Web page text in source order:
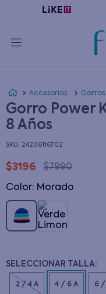
Accesorios Gorros
Gorro Power
8 Años
: 24206116702
$3196 $7990
Color: morado
2 / 4 A 4 / 6 A 6 /